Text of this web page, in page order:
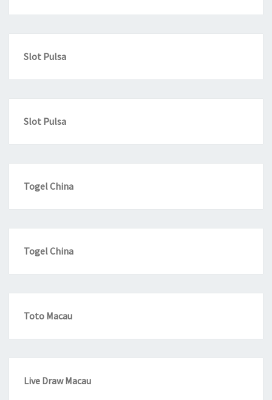
Slot Pulsa
Slot Pulsa
Togel China
Togel China
Toto Macau
Live Draw Macau